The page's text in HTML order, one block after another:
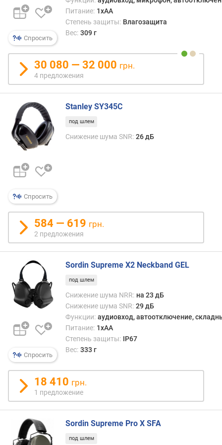
т
а
с
о
в
м
е
с
т
и
м
о
с
ь
с
ш
м
о
м
у
п
р
а
л
е
и
е
и
о
н
Спросить
Питание: 1xAA
Степень защиты: Влагозащита
Вес: 309 г
30 080 — 32 000 грн.
4 предложения
Спросить
Stanley SY345C
под шлем
Снижение шума SNR: 26 дБ
584 — 619 грн.
2 предложения
Спросить
Sordin Supreme X2 Neckband GEL
под шлем
Снижение шума NRR: на 23 дБ
Снижение шума SNR: 29 дБ
Функции: аудиовход, автоотключение,
Питание: 1xAA
Степень защиты: IP67
Вес: 333 г
18 410 грн.
1 предложение
Sordin Supreme Pro X SFA
под шлем